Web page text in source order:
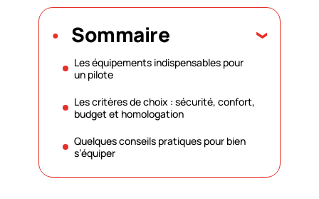
Sommaire
Les équipements indispensables pour
un pilote
Les critères de choix : sécurité, confort,
budget et homologation
Quelques conseils pratiques pour bien
s’équiper